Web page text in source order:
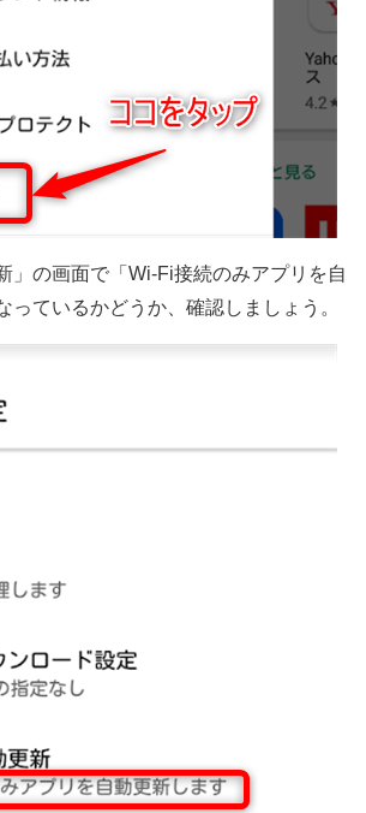
」の画面で「Wi-Fi接続のみアプリを自
っているかどうか、確認しましょう。